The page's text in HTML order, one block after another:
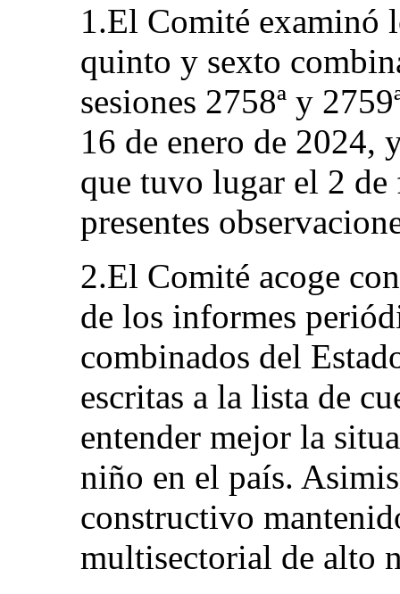
1.El Comité examinó
quinto y sexto
sesiones 2758ª y
16 de enero de 2024,
que tuvo lugar el 2 de
presentes
2.El Comité acoge
de los informes
combinados del
escritas a la lista de
entender mejor la
niño en el país.
constructivo
multisectorial de alto